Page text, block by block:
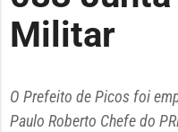
Militar
O Prefeito de Picos foi
Paulo Roberto Chefe do